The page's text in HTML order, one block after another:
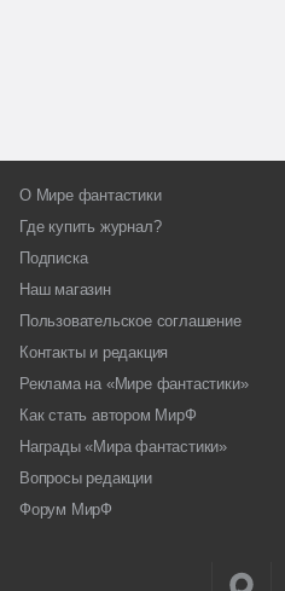
О Мире фантастики
Где купить журнал?
Подписка
Наш магазин
Пользовательское соглашение
Контакты и редакция
Реклама на «Мире фантастики»
Как стать автором МирФ
Награды «Мира фантастики»
Вопросы редакции
Форум МирФ